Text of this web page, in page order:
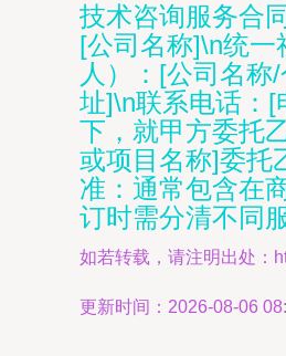
技术咨询服务合
[公司名称]\n统
人）：[公司名
址]\n联系电话：[
下，就甲方委托
或项目名称]委托
准：通常包含在
订时需分清不同
如若转载，请注明出处：
更新时间：2026-08-06